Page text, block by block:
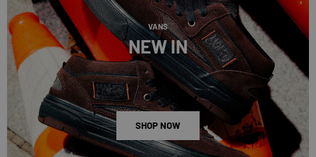
VANS
NEW IN
SHOP NOW